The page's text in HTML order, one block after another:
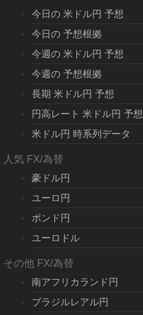
今日の 米ドル円 予想
今日の 予想根拠
今週の 米ドル円 予想
今週の 予想根拠
長期 米ドル円 予想
円高レート 米ドル円 予想
米ドル円 時系列データ
人気 FX/為替
豪ドル円
ユーロ円
ポンド円
ユーロドル
その他 FX/為替
南アフリカランド円
ブラジルレアル円